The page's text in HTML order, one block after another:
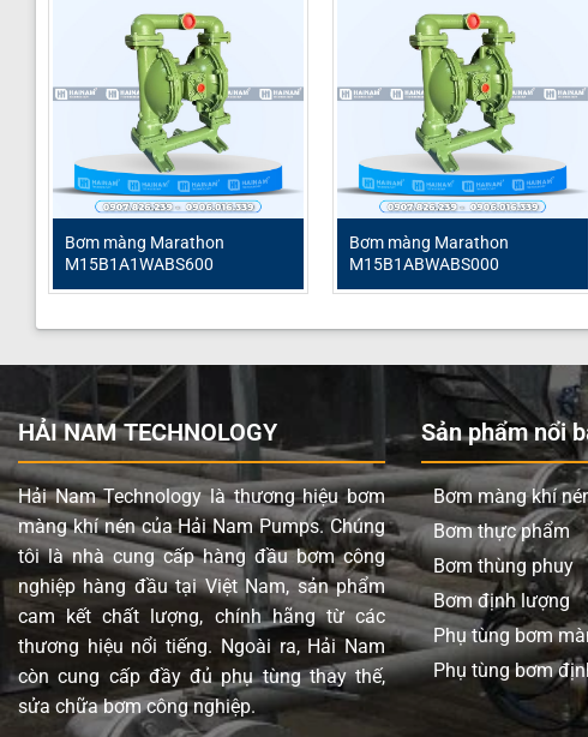
tiếng, đảm bảo chất lượng và tuổi thọ lâu dài trong các ứng
Thông số kỹ thuật Marathon M20B1I2TABS600
Tên sản phẩm Bơm màng
Model
Marathon
Loại bơm
Bơm màng
Thương hiệu
Marathon
Chất liệu thân bơm
Gang
Lưu lượng tối đa
758 Lít/phút
Áp lực tối đa
8.6 Bar
Đường cấp khí
3/4” (Kết
Đầu hút và đẩy
2” (Kết nối
Phần trung tâm
Nhôm
Màng bơm
PTFE
Màng Backup
Santoprene
PTFE
Đế bi
PTFE
Giảm thanh (Mufler)
Thép
Bơm màng Marathon
M15B1A1WABS600
Bơm màng Marathon
M15B1ABWABS000
HẢI NAM TECHNOLOGY
Hải Nam Technology là thương hiệu bơm
màng khí nén của Hải Nam Pumps. Chúng
tôi là nhà cung cấp hàng đầu bơm công
nghiệp hàng đầu tại Việt Nam, sản phẩm
cam kết chất lượng, chính hãng từ các
thương hiệu nổi tiếng. Ngoài ra, Hải Nam
còn cung cấp đầy đủ phụ tùng thay thế,
sửa chữa bơm công nghiệp.
Sản phẩm nổi
Bơm màng khí
Bơm thực phẩm
Bơm thùng phuy
Bơm định lượng
Phụ tùng bơm
Phụ tùng bơm